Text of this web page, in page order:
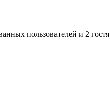
пользователей и 2 гостя